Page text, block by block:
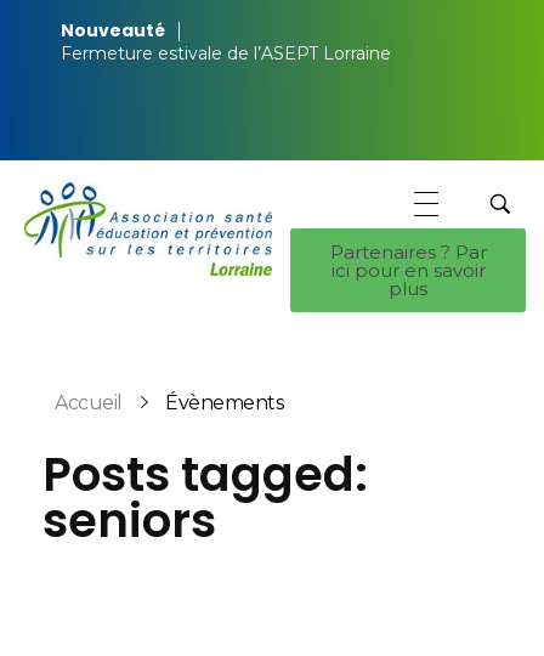
Nouveauté
Fermeture estivale de l’ASEPT Lorraine
Partenaires ? Par
ici pour en savoir
plus
Accueil Évènements
Posts tagged:
seniors